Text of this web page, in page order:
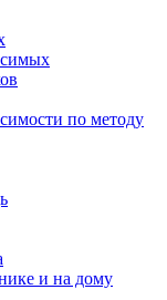
по методу
и на дому